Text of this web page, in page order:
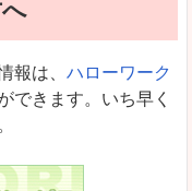
報は、 ハローワーク
できます。いち早く